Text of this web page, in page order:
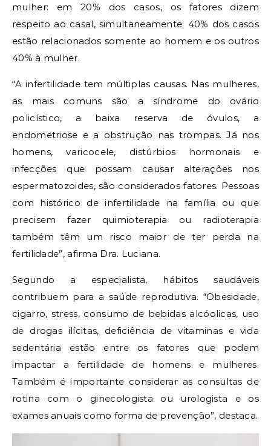
mulher: em 20% dos casos, os fatores dizem
respeito ao casal, simultaneamente; 40% dos casos
estão relacionados somente ao homem e os outros
40% à mulher.
“A infertilidade tem múltiplas causas. Nas mulheres,
as mais comuns são a síndrome do ovário
policístico, a baixa reserva de óvulos, a
endometriose e a obstrução nas trompas. Já nos
homens, varicocele, distúrbios hormonais e
infecções que possam causar alterações nos
espermatozoides, são considerados fatores. Pessoas
com histórico de infertilidade na família ou que
precisem fazer quimioterapia ou radioterapia
também têm um risco maior de ter perda na
fertilidade”, afirma Dra. Luciana.
Segundo a especialista, hábitos saudáveis
contribuem para a saúde reprodutiva. “Obesidade,
cigarro, stress, consumo de bebidas alcóolicas, uso
de drogas ilícitas, deficiência de vitaminas e vida
sedentária estão entre os fatores que podem
impactar a fertilidade de homens e mulheres.
Também é importante considerar as consultas de
rotina com o ginecologista ou urologista e os
exames anuais como forma de prevenção”, destaca.